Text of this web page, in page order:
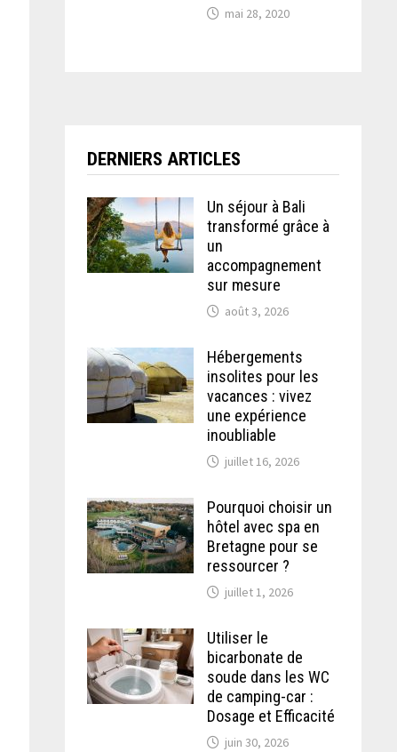
mai 28, 2020
DERNIERS ARTICLES
Un séjour à Bali
transformé grâce à
un
accompagnement
sur mesure
août 3, 2026
Hébergements
insolites pour les
vacances : vivez
une expérience
inoubliable
juillet 16, 2026
Pourquoi choisir un
hôtel avec spa en
Bretagne pour se
ressourcer ?
juillet 1, 2026
Utiliser le
bicarbonate de
soude dans les WC
de camping-car :
Dosage et Efficacité
juin 30, 2026